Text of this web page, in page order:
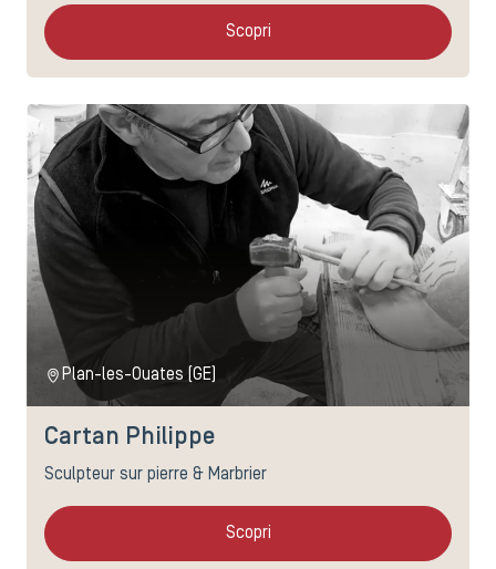
Scopri
Plan-les-Ouates (GE)
Cartan Philippe
Sculpteur sur pierre & Marbrier
Scopri